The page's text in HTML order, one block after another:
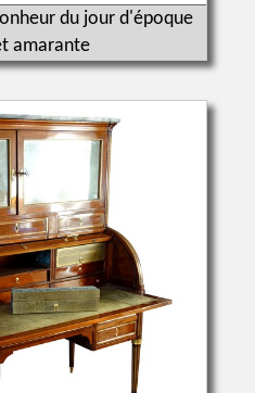
du jour d'époque
amarante